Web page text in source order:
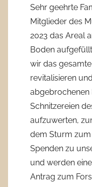
Sehr geehrte
Mitglieder des
2023 das Areal
Boden
wir das
revitalisieren
abgebrochenen
Schnitzereien
aufzuwerten,
dem Sturm
Spenden zu
und werden
Antrag zum